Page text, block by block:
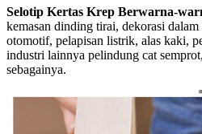
Selotip Kertas Krep Berwarna-
kemasan dinding tirai, dekorasi
otomotif, pelapisan listrik, alas kaki,
industri lainnya pelindung cat
sebagainya.